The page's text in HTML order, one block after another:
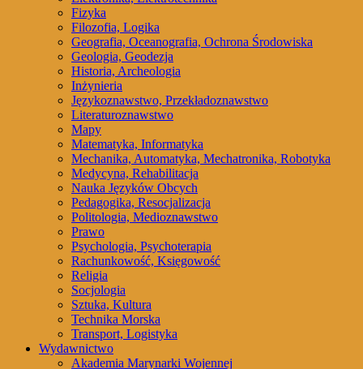
Fizyka
Filozofia, Logika
Geografia, Oceanografia, Ochrona Środowiska
Geologia, Geodezja
Historia, Archeologia
Inżynieria
Językoznawstwo, Przekładoznawstwo
Literaturoznawstwo
Mapy
Matematyka, Informatyka
Mechanika, Automatyka, Mechatronika, Robotyka
Medycyna, Rehabilitacja
Nauka Języków Obcych
Pedagogika, Resocjalizacja
Politologia, Medioznawstwo
Prawo
Psychologia, Psychoterapia
Rachunkowość, Księgowość
Religia
Socjologia
Sztuka, Kultura
Technika Morska
Transport, Logistyka
Wydawnictwo
Akademia Marynarki Wojennej